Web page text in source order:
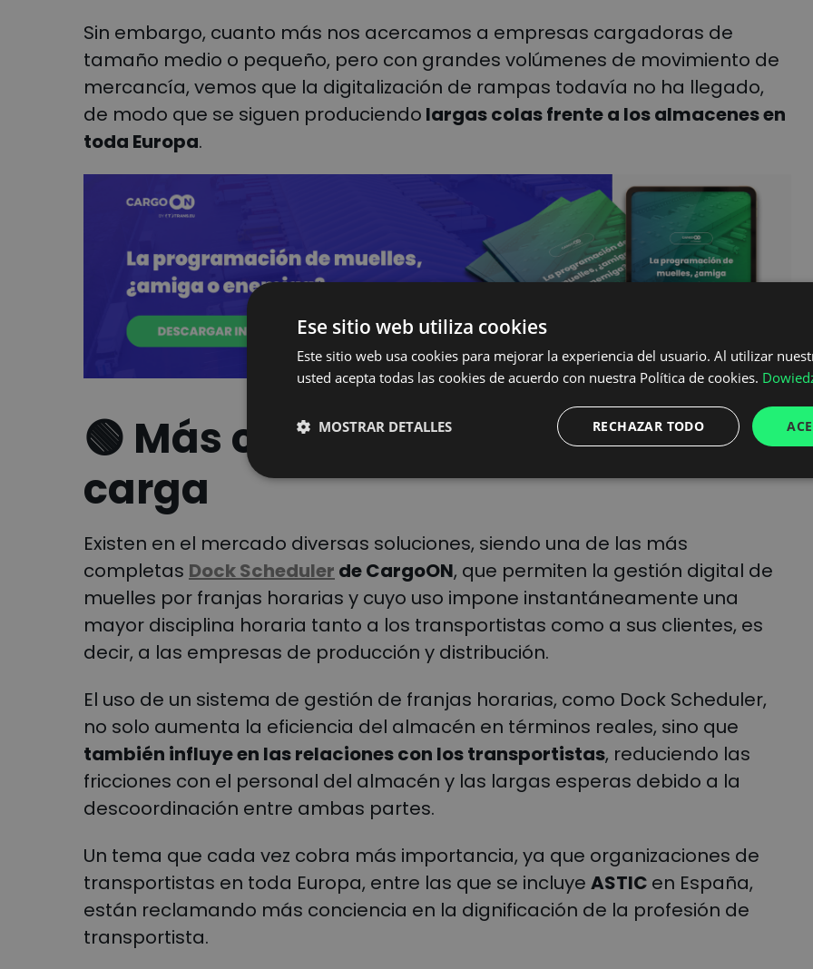
Sin embargo, cuanto más nos acercamos a empresas cargadoras de
tamaño medio o pequeño, pero con grandes volúmenes de movimiento de
mercancía, vemos que la digitalización de rampas todavía no ha llegado,
de modo que se siguen produciendo largas colas frente a los almacenes en
toda Europa.
🟢 Más calma en los muelles de
carga
Existen en el mercado diversas soluciones, siendo una de las más
completas Dock Scheduler de CargoON, que permiten la gestión digital de
muelles por franjas horarias y cuyo uso impone instantáneamente una
mayor disciplina horaria tanto a los transportistas como a sus clientes, es
decir, a las empresas de producción y distribución.
El uso de un sistema de gestión de franjas horarias, como Dock Scheduler,
no solo aumenta la eficiencia del almacén en términos reales, sino que
también influye en las relaciones con los transportistas, reduciendo las
fricciones con el personal del almacén y las largas esperas debido a la
descoordinación entre ambas partes.
Un tema que cada vez cobra más importancia, ya que organizaciones de
transportistas en toda Europa, entre las que se incluye ASTIC en España,
están reclamando más conciencia en la dignificación de la profesión de
transportista.
Ese sitio web utiliza cookies
Este sitio web usa cookies para mejorar la experiencia del usuario. Al utilizar
usted acepta todas las cookies de acuerdo con nuestra Política de cookies.
RECHAZAR TODO
MOSTRAR DETALLES